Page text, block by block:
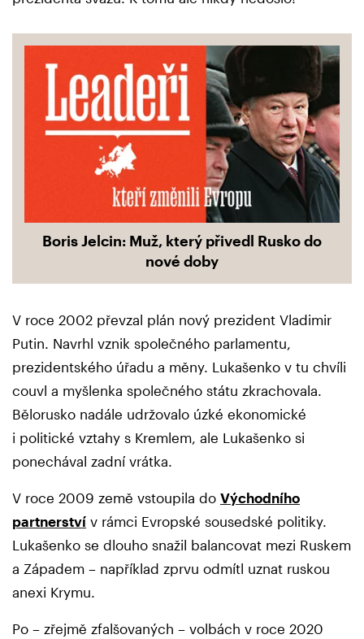
Boris Jelcin: Muž, který přivedl Rusko do
nové doby
V roce 2002 převzal plán nový prezident Vladimir
Putin. Navrhl vznik společného parlamentu,
prezidentského úřadu a měny. Lukašenko v tu chvíli
couvl a myšlenka společného státu zkrachovala.
Bělorusko nadále udržovalo úzké ekonomické
i politické vztahy s Kremlem, ale Lukašenko si
ponechával zadní vrátka.
V roce 2009 země vstoupila do Východního
partnerství v rámci Evropské sousedské politiky.
Lukašenko se dlouho snažil balancovat mezi Ruskem
a Západem – například zprvu odmítl uznat ruskou
anexi Krymu.
Po – zřejmě zfalšovaných – volbách v roce 2020